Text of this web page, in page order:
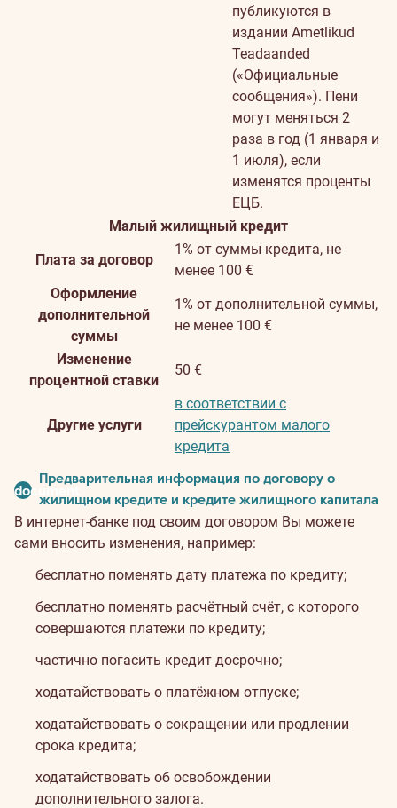
публикуются в
издании Ametlikud
Teadaanded
(«Официальные
сообщения»). Пени
могут меняться 2
раза в год (1 января и
1 июля), если
изменятся проценты
ЕЦБ.
Малый жилищный кредит
Плата за договор
1% от суммы кредита, не
менее 100 €
Оформление
дополнительной
суммы
1% от дополнительной суммы,
не менее 100 €
Изменение
процентной ставки
50 €
Другие услуги
в соответствии с
прейскурантом малого
кредита
document
Предварительная информация по договору о
жилищном кредите и кредите жилищного капитала
В интернет-банке под своим договором Вы можете
сами вносить изменения, например:
бесплатно поменять дату платежа по кредиту;
бесплатно поменять расчётный счёт, с которого
совершаются платежи по кредиту;
частично погасить кредит досрочно;
ходатайствовать о платёжном отпуске;
ходатайствовать о сокращении или продлении
срока кредита;
ходатайствовать об освобождении
дополнительного залога.